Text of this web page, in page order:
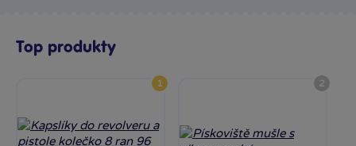
Top produkty
1 2